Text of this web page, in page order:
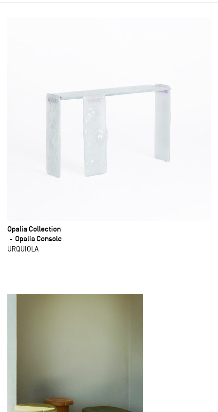
Opalia Collection
Opalia Console
URQUIOLA